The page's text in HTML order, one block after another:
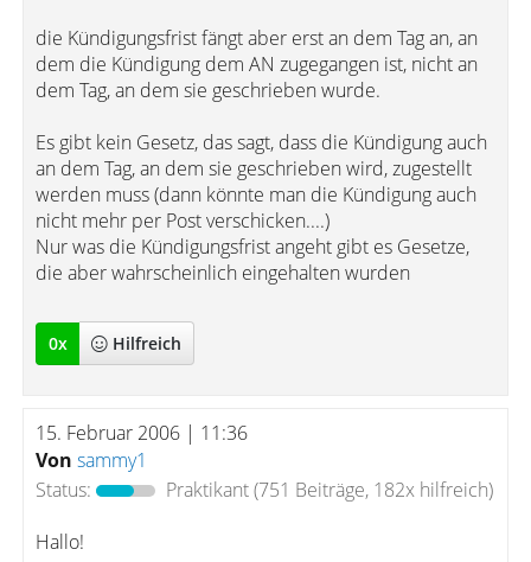
die Kündigungsfrist fängt aber erst an dem Tag an, an
dem die Kündigung dem AN zugegangen ist, nicht an
dem Tag, an dem sie geschrieben wurde.
Es gibt kein Gesetz, das sagt, dass die Kündigung auch
an dem Tag, an dem sie geschrieben wird, zugestellt
werden muss (dann könnte man die Kündigung auch
nicht mehr per Post verschicken....)
Nur was die Kündigungsfrist angeht gibt es Gesetze,
die aber wahrscheinlich eingehalten wurden
0x Hilfreich
15. Februar 2006 | 11:36
Von sammy1
Status:
Praktikant(751 Beiträge, 182x hilfreich)
Hallo!